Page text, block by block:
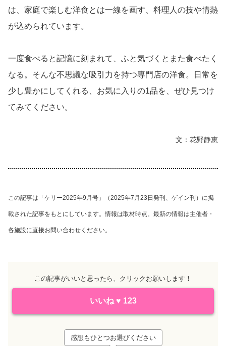
は、家庭で楽しむ洋食とは一線を画す、料理人の技や情熱
が込められています。
一度食べると記憶に刻まれて、ふと気づくとまた食べたく
なる。そんな不思議な吸引力を持つ専門店の洋食。日常を
少し豊かにしてくれる、お気に入りの1品を、ぜひ見つけ
てみてください。
文：花野静恵
この記事は「ケリー2025年9月号」（2025年7月23日発刊、ゲイン刊）に掲
載された記事をもとにしています。情報は取材時点。最新の情報は主催者・
各施設に直接お問い合わせください。
この記事がいいと思ったら、クリックお願いします！
いいね ♥ 123
感想もひとつお選びください